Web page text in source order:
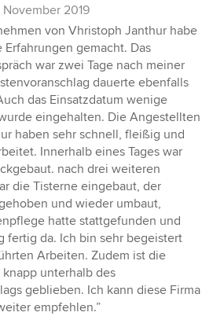
November 2019
von Vhristoph Janthur habe
Erfahrungen gemacht. Das
war zwei Tage nach meiner
dauerte ebenfalls
das Einsatzdatum wenige
eingehalten. Die Angestellten
haben sehr schnell, fleißig und
Innerhalb eines Tages war
nach drei weiteren
die Tisterne eingebaut, der
und wieder umbaut,
hatte stattgefunden und
fertig da. Ich bin sehr begeistert
Arbeiten. Zudem ist die
unterhalb des
geblieben. Ich kann diese Firma
empfehlen.”